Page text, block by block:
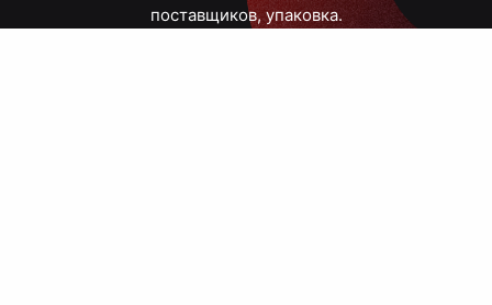
поставщиков, упаковка.